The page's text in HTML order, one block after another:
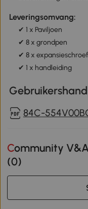
Leveringsomvang:
✔ 1 x Paviljoen
✔ 8 x grondpen
✔ 8 x expansieschroef
✔ 1 x handleiding
84C-
Community V&A (Vragen en Antwoorden)
(0)